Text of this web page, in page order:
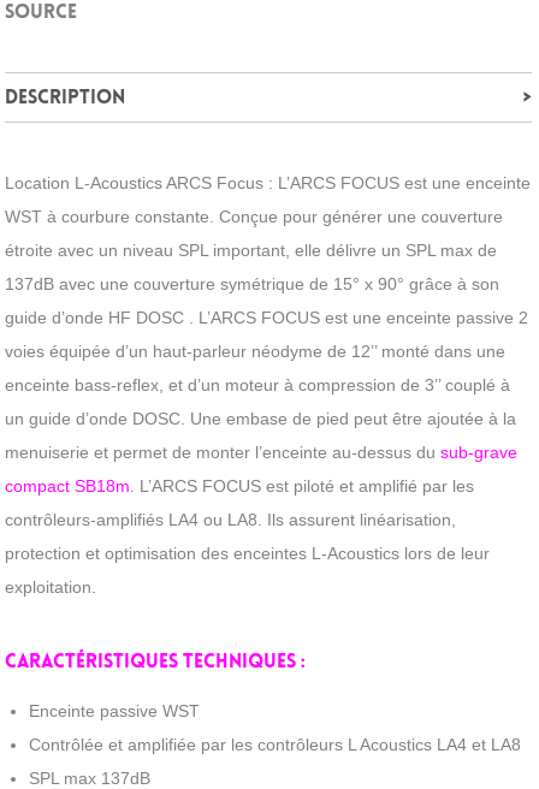
source
Description
Location L-Acoustics ARCS Focus : L’ARCS FOCUS est une enceinte
WST à courbure constante. Conçue pour générer une couverture
étroite avec un niveau SPL important, elle délivre un SPL max de
137dB avec une couverture symétrique de 15° x 90° grâce à son
guide d’onde HF DOSC . L’ARCS FOCUS est une enceinte passive 2
voies équipée d’un haut-parleur néodyme de 12’’ monté dans une
enceinte bass-reflex, et d’un moteur à compression de 3’’ couplé à
un guide d’onde DOSC. Une embase de pied peut être ajoutée à la
menuiserie et permet de monter l’enceinte au-dessus du sub-grave
compact SB18m . L’ARCS FOCUS est piloté et amplifié par les
contrôleurs-amplifiés LA4 ou LA8. Ils assurent linéarisation,
protection et optimisation des enceintes L-Acoustics lors de leur
exploitation.
Caractéristiques techniques :
Enceinte passive WST
Contrôlée et amplifiée par les contrôleurs L Acoustics LA4 et LA8
SPL max 137dB